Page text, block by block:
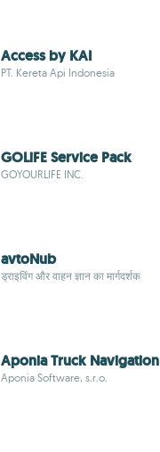
Access by KAI
PT. Kereta Api Indonesia
GOLiFE Service Pack
GOYOURLIFE INC.
avtoNub
ड्राइविंग और वाहन ज्ञान का मार्गदर्शक
Aponia Truck Navigation
Aponia Software, s.r.o.